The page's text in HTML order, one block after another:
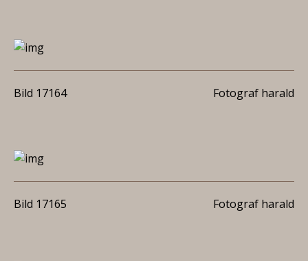
Bild 17164 Fotograf harald
Bild 17165 Fotograf harald